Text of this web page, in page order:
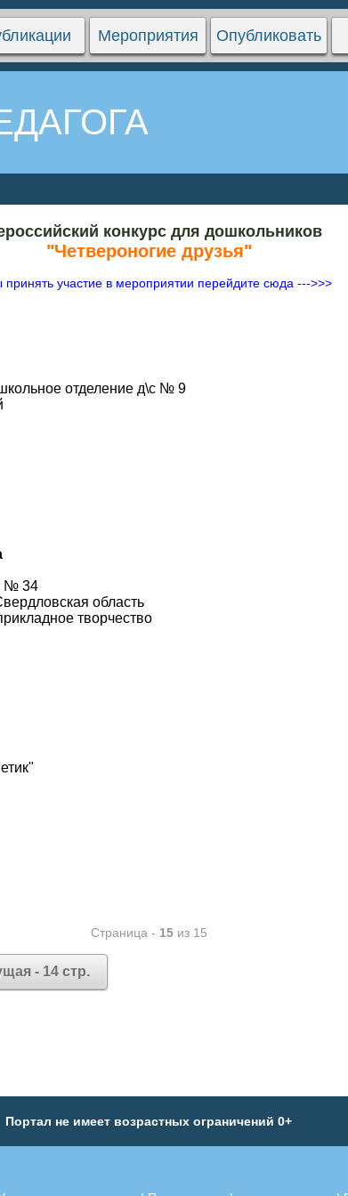
Мероприятия Опубликовать
конкурс для дошкольников
"Четвероногие друзья"
принять участие в мероприятии перейдите сюда --->>>
отделение д\с № 9
№ 34
область
творчество
Страница - 15из 15
- 14 стр.
Портал не имеет возрастных ограничений 0+